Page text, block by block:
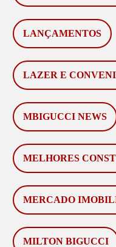
LANÇAMENTOS
LAZER E
MBIGUCCI NEWS
MELHORES
MERCADO
MILTON BIGUCCI